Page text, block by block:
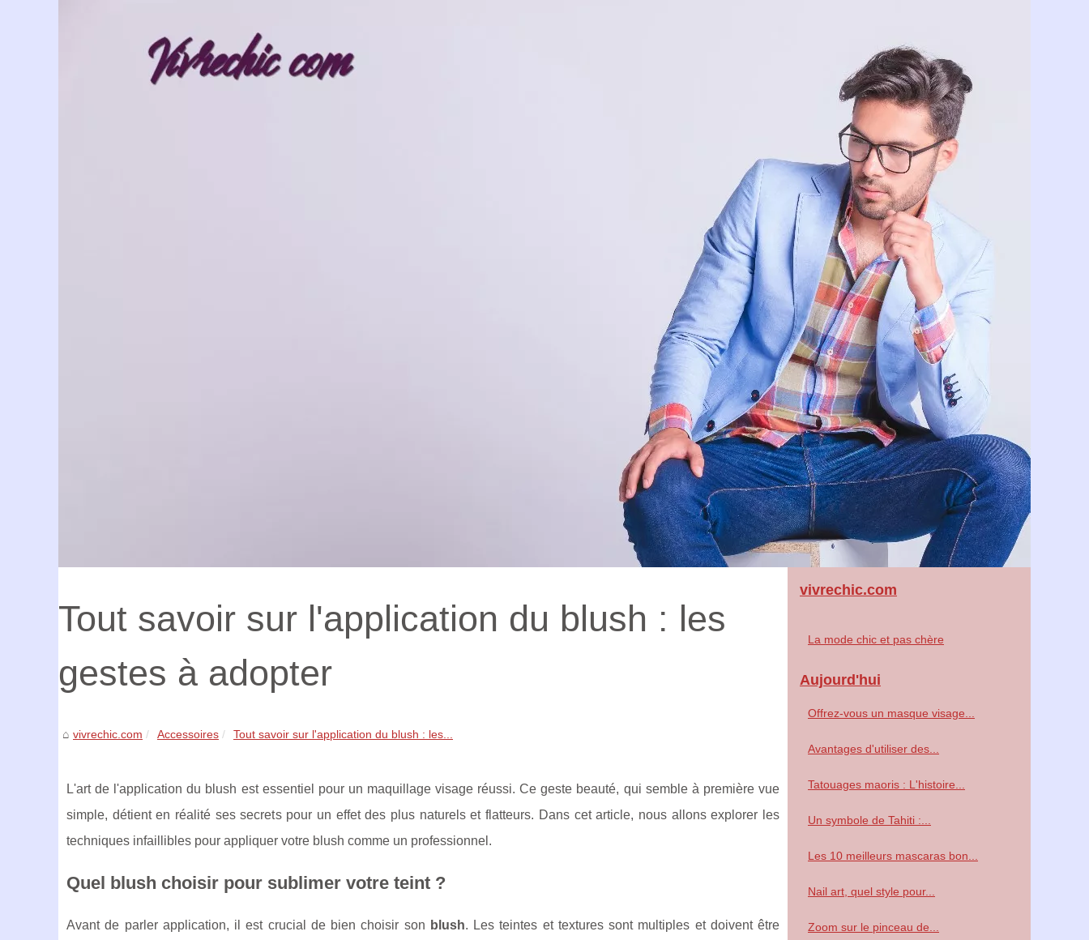
Tout savoir sur l'application du blush : les
gestes à adopter
vivrechic.com Accessoires Tout savoir sur l'application du blush : les...
L'art de l'application du blush est essentiel pour un maquillage visage réussi. Ce geste beauté, qui semble à première vue
simple, détient en réalité ses secrets pour un effet des plus naturels et flatteurs. Dans cet article, nous allons explorer les
techniques infaillibles pour appliquer votre blush comme un professionnel.
Quel blush choisir pour sublimer votre teint ?
Avant de parler application, il est crucial de bien choisir son blush. Les teintes et textures sont multiples et doivent être
vivrechic.com
La mode chic et pas chère
Aujourd'hui
Offrez-vous un masque visage...
Avantages d'utiliser des...
Tatouages maoris : L'histoire...
Un symbole de Tahiti :...
Les 10 meilleurs mascaras bon...
Nail art, quel style pour...
Zoom sur le pinceau de...